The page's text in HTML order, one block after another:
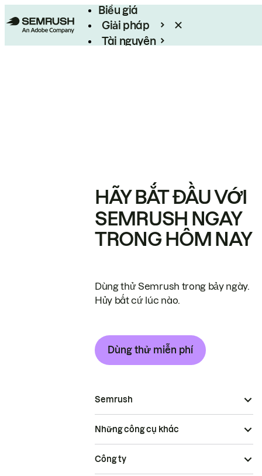
Biểu giá
Giải pháp
Tài nguyên
HÃY BẮT ĐẦU VỚI
SEMRUSH NGAY
TRONG HÔM NAY
Dùng thử Semrush trong bảy ngày.
Hủy bất cứ lúc nào.
Dùng thử miễn phí
Semrush
Những công cụ khác
Công ty